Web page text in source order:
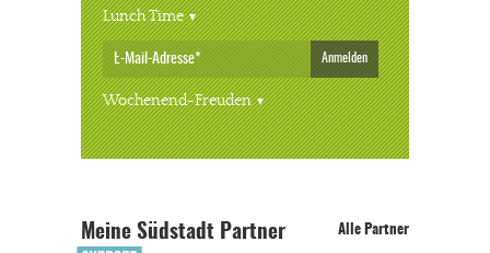
Lunch Time
Anmelden
Wochenend-Freuden
Meine Südstadt Partner Alle Partner